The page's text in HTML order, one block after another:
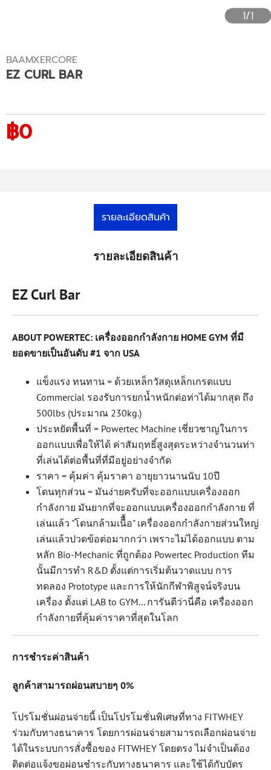
1/1
BAAMXERCORE
EZ CURL BAR
฿0
รายละเอียดสินค้า
รายละเอียดสินค้า
EZ Curl Bar
ABOUT POWERTEC: เครื่องออกกำลังกาย HOME GYM ที่มี
ยอดขายเป็นอันดับ #1 จาก USA
แข็งแรง ทนทาน = ด้วยเหล็กวัสดุเหล็กเกรดแบบ
Commercial รองรับการยกน้ำหนักต่อท่าได้มากสุด ถึง
500lbs (ประมาณ 230kg.)
ประหยัดพื้นที่ = Powertec Machine เชี่ยวชาญในการ
ออกแบบเพื่อให้ได้ ค่าสัมฤทธิ์สูงสุดระหว่างจำนวนท่า
ที่เล่นได้ต่อพื้นที่ที่มีอยู่อย่างจำกัด
ราคา = คุ้มค่า คุ้มราคา อายุยาวนานนับ 10ปี
โดนทุกส่วน = มันง่ายครับที่จะออกแบบเครื่องออก
กำลังกาย มันยากที่จะออกแบบเครื่องออกกำลังกาย ที่
เล่นแล้ว "โดนกล้ามเนืื้อ" เครื่องออกกำลังกายส่วนใหญ่
เล่นแล้วปวดข้อต่อมากกว่า เพราะไม่ได้ออกแบบ ตาม
หลัก Bio-Mechanic ที่ถูกต้อง Powertec Production ทีม
นั้นมีการทำ R&D ตั้งแต่การเริ่มต้นวาดแบบ การ
ทดลอง Prototype และการให้นักกีฬาพิสูจน์จริงบน
เครื่อง ตั้งแต่ LAB to GYM... การันตีว่านี่คือ เครื่องออก
กำลังกายที่คุ้มค่าราคาที่สุดในโลก
การชำระค่าสินค้า
ลูกค้าสามารถผ่อนสบายๆ 0%
โปรโมชั่นผ่อนจ่ายนี้ เป็นโปรโมชั่นพิเศษที่ทาง FITWHEY
ร่วมกับทางธนาคาร โดยการผ่อนจ่ายสามารถเลือกผ่อนจ่าย
ได้ในระบบการสั่งซื้อของ FITWHEY โดยตรง ไม่จำเป็นต้อง
ติดต่อแจ้งขอผ่อนชำระกับทางธนาคาร และใช้ได้กับบัตร